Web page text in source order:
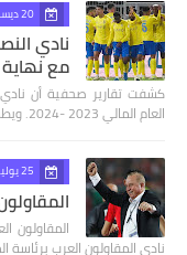
20 ديسمبر 2024
نادي
مع نهاية
كشفت تقارير صحفية أن
العام المالي 2023 -2024. ويطمع النصر في استعاد…
25 يوليو 2026
المقاولون
نادي المقاولون العرب